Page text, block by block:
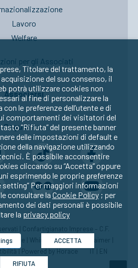
Lavoro
Welfare
per gli Associati
Associarsi
Seguici su:
| Confartigianato Imprese – C.F.
|Cookie Whistleblowing|Disclaimer
| Powered by Horace IT EN
Titolare del trattamento, la
del suo consenso, il
potrà utilizzare cookies non
al fine di personalizzare la
le preferenze dell’utente e di
comportamenti dei visitatori del
“Rifiuta” del presente banner
delle impostazioni di default e
della navigazione utilizzando
È possibile acconsentire
cliccando su “Accetta” oppure
esprimendo le proprie preferenze
setting” Per maggiori informazioni
consultare la Cookie Policy; per
dei dati personali è possibile
la privacy policy
ACCETTA
RIFIUTA